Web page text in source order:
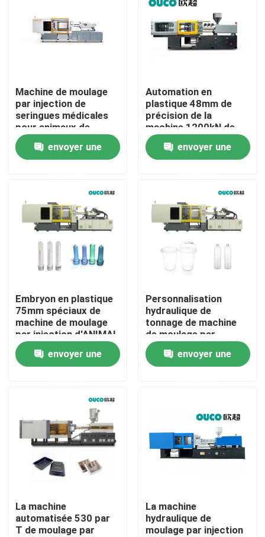
Produits
Au sujet de nous
Visite d'usine
Contrôle de qualité
Demandez une citation
Machine de moulage par injection de seau
Machine automatique de moulage par injection
Machine de moulage
par injection de
seringues médicales
pour animaux de
compagnie OCM 228T
envoyer une
Automation en
plastique 48mm de
précision de la
machine 1200kN de
moulage par injection
d'ANIMAL FAMILIER
petite
envoyer une
Embryon en plastique
75mm spéciaux de
machine de moulage
par injection d'ANIMAL
FAMILIER de bouteille
envoyer une
Personnalisation
hydraulique de
tonnage de machine
de moulage par
injection d'ANIMAL
FAMILIER d'OUCO
petite
envoyer une
La machine
automatisée 530 par
T de moulage par
La machine
hydraulique de
moulage par injection